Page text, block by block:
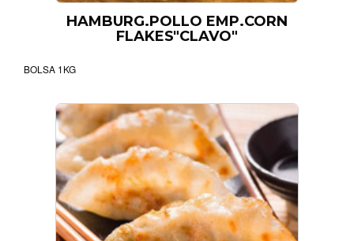
HAMBURG.POLLO EMP.CORN
FLAKES"CLAVO"
BOLSA 1KG